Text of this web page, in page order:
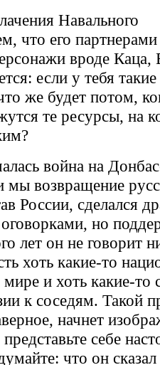
Навального
что его
вроде Каца,
если у тебя
же будет потом,
те ресурсы, на
война на
мы возвращение
России, сделался
но
лет он не говорит
хоть какие-то
и хоть какие-то
к соседям. Такой
начнет
себе
что он